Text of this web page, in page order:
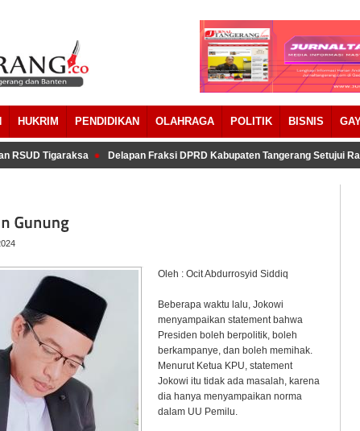
HUKRIM PENDIDIKAN OLAHRAGA POLITIK BISNIS
Tigaraksa Delapan Fraksi DPRD Kabupaten Tangerang Setujui
Oleh : Ocit Abdurrosyid Siddiq
Beberapa waktu lalu, Jokowi
menyampaikan statement bahwa
Presiden boleh berpolitik, boleh
berkampanye, dan boleh memihak.
Menurut Ketua KPU, statement
Jokowi itu tidak ada masalah, karena
dia hanya menyampaikan norma
dalam UU Pemilu.